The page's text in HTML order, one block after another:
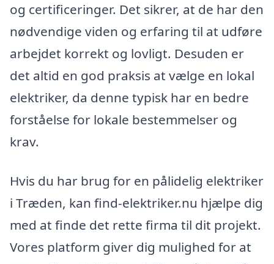
og certificeringer. Det sikrer, at de har den
nødvendige viden og erfaring til at udføre
arbejdet korrekt og lovligt. Desuden er
det altid en god praksis at vælge en lokal
elektriker, da denne typisk har en bedre
forståelse for lokale bestemmelser og
krav.
Hvis du har brug for en pålidelig elektriker
i Træden, kan find-elektriker.nu hjælpe dig
med at finde det rette firma til dit projekt.
Vores platform giver dig mulighed for at